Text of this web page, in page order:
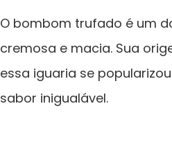
O bombom trufado é um
cremosa e macia. Sua
essa iguaria se
sabor inigualável.